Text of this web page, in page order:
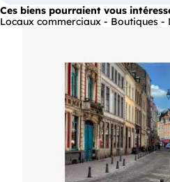
Ces biens pourraient vous
Locaux commerciaux - Boutiques -